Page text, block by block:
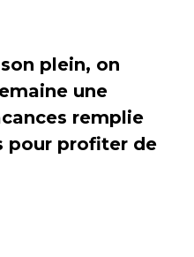
plein, on
une
remplie
pour profiter de